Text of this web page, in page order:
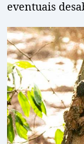
eventuais